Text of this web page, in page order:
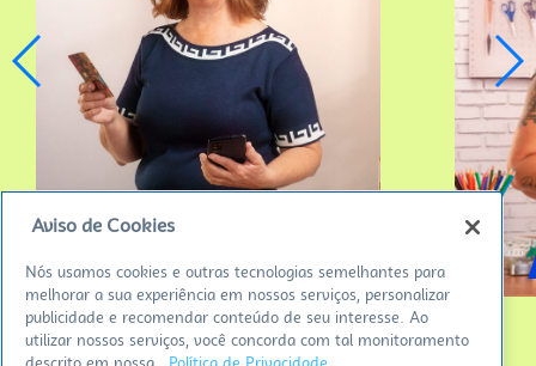
Aviso de Cookies
Nós usamos cookies e outras tecnologias semelhantes para
melhorar a sua experiência em nossos serviços, personalizar
publicidade e recomendar conteúdo de seu interesse. Ao
utilizar nossos serviços, você concorda com tal monitoramento